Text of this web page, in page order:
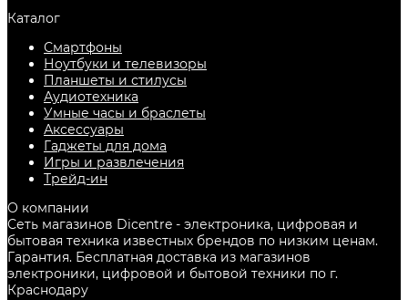
Каталог
Смартфоны
Ноутбуки и телевизоры
Планшеты и стилусы
Аудиотехника
Умные часы и браслеты
Аксессуары
Гаджеты для дома
Игры и развлечения
Трейд-ин
О компании
Сеть магазинов Dicentre - электроника, цифровая и
бытовая техника известных брендов по низким ценам.
Гарантия. Бесплатная доставка из магазинов
электроники, цифровой и бытовой техники по г.
Краснодару